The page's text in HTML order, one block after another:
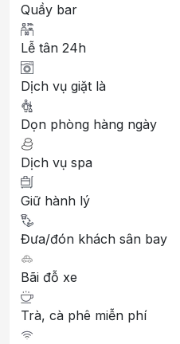
Quầy bar
Lễ tân 24h
Dịch vụ giặt là
Dọn phòng hàng ngày
Dịch vụ spa
Giữ hành lý
Đưa/đón khách sân bay
Bãi đỗ xe
Trà, cà phê miễn phí